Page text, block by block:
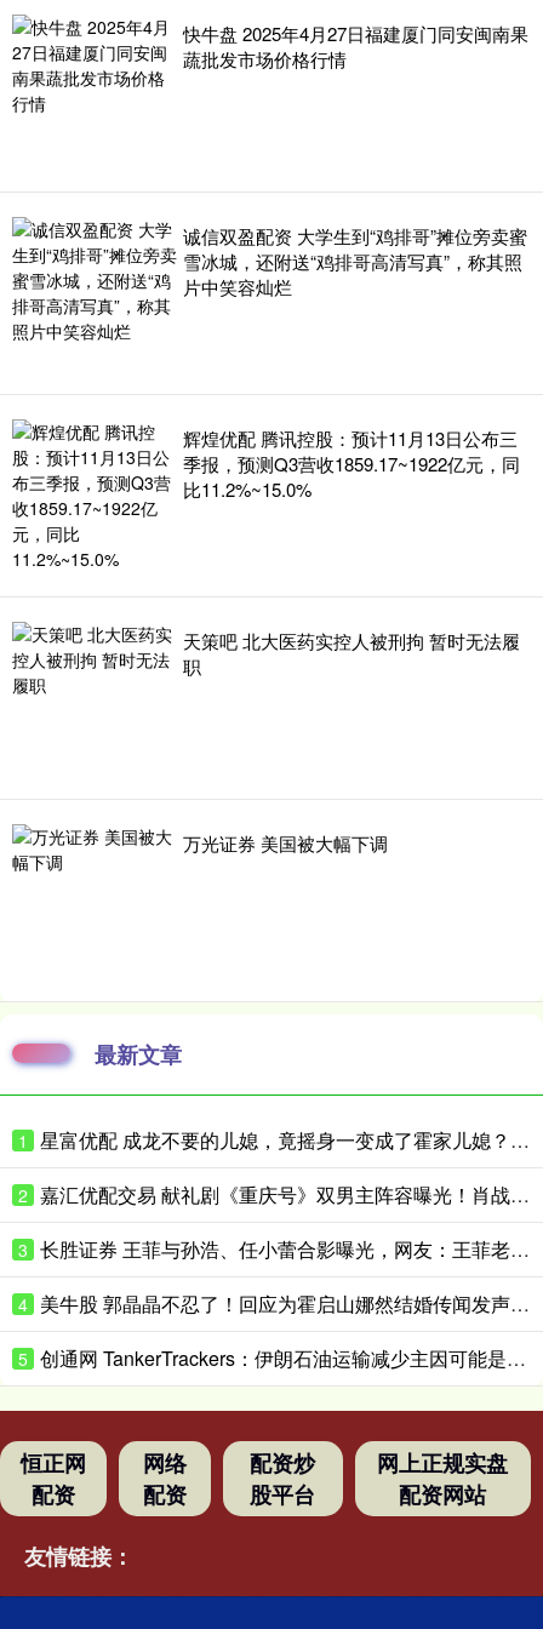
快牛盘 2025年4月27日福建厦门同安闽南果
蔬批发市场价格行情
诚信双盈配资 大学生到“鸡排哥”摊位旁卖蜜
雪冰城，还附送“鸡排哥高清写真”，称其照
片中笑容灿烂
辉煌优配 腾讯控股：预计11月13日公布三
季报，预测Q3营收1859.17~1922亿元，同
比11.2%~15.0%
天策吧 北大医药实控人被刑拘 暂时无法履
职
万光证券 美国被大幅下调
最新文章
1 星富优配 成龙不要的儿媳，竟摇身一变成了霍家儿媳？感到意外的何止他一人
2 嘉汇优配交易 献礼剧《重庆号》双男主阵容曝光！肖战无缝衔接进组，搭档老顶流
3 长胜证券 王菲与孙浩、任小蕾合影曝光，网友：王菲老了，眼角下垂皱纹明显
4 美牛股 郭晶晶不忍了！回应为霍启山娜然结婚传闻发声之事，我们都被骗了
5 创通网 TankerTrackers：伊朗石油运输减少主因可能是泄漏事故 而非美国封锁
恒正网
配资
网络
配资
配资炒
股平台
网上正规实盘
配资网站
友情链接：